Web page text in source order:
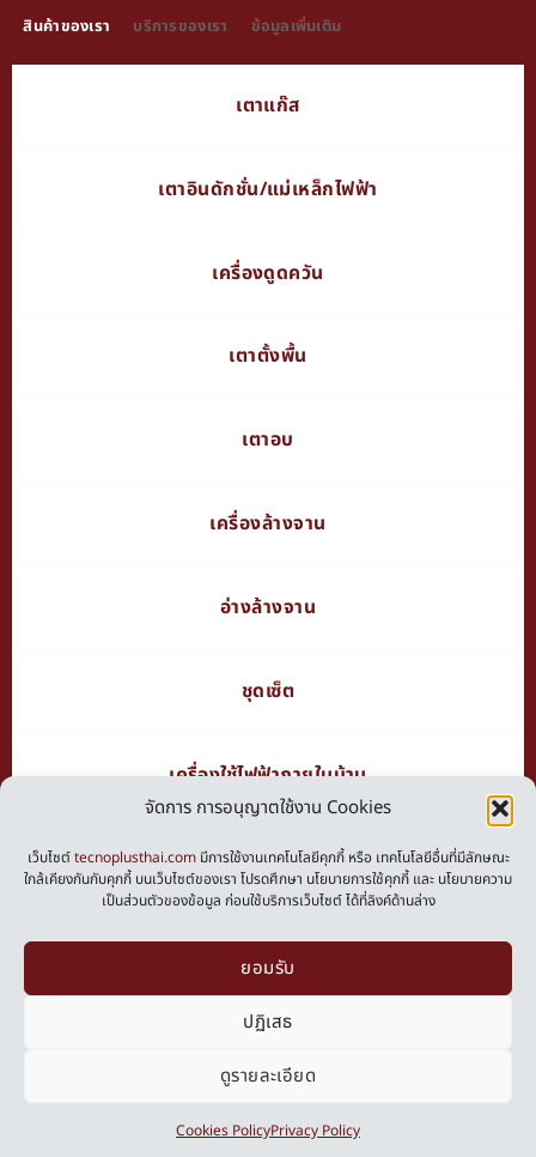
จัดการ การอนุญาตใช้งาน Cookies
เว็บไซต์tecnoplusthai.comมีการใช้งานเทคโนโลยีคุกกี้ หรือ เทคโนโลยีอื่นที่มีลักษณะ
ใกล้เคียงกันกับคุกกี้ บนเว็บไซต์ของเรา โปรดศึกษา นโยบายการใช้คุกกี้ และ นโยบายความ
เป็นส่วนตัวของข้อมูล ก่อนใช้บริการเว็บไซต์ ได้ที่ลิงค์ด้านล่าง
ยอมรับ
ปฏิเสธ
ดูรายละเอียด
Cookies PolicyPrivacy Policy
สินค้าของเรา บริการของเรา ข้อมูลเพิ่มเติม
เตาแก๊ส
เตาอินดักชั่น/แม่เหล็กไฟฟ้า
เครื่องดูดควัน
เตาตั้งพื้น
เตาอบ
เครื่องล้างจาน
อ่างล้างจาน
ชุดเซ็ต
เครื่องใช้ไฟฟ้าภายในบ้าน
ติดตามโปรโมชั่นจากแบรนด์
Tecno Plus